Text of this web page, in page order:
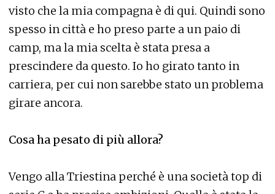
visto che la mia compagna è di qui. Quindi sono
spesso in città e ho preso parte a un paio di
camp, ma la mia scelta è stata presa a
prescindere da questo. Io ho girato tanto in
carriera, per cui non sarebbe stato un problema
girare ancora.
Cosa ha pesato di più allora?
Vengo alla Triestina perché è una società top di